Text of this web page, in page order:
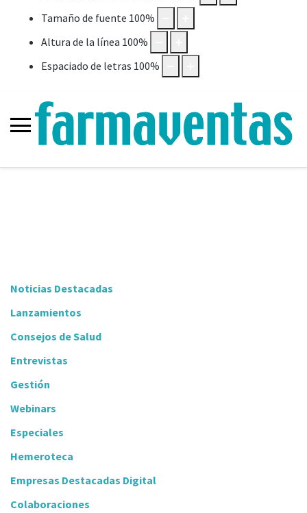
Tamaño de fuente 100%
Altura de la línea 100%
Espaciado de letras 100%
Noticias Destacadas
Lanzamientos
Consejos de Salud
Entrevistas
Gestión
Webinars
Especiales
Hemeroteca
Empresas Destacadas Digital
Colaboraciones